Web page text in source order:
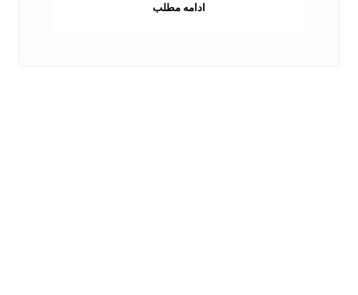
ادامه مطلب